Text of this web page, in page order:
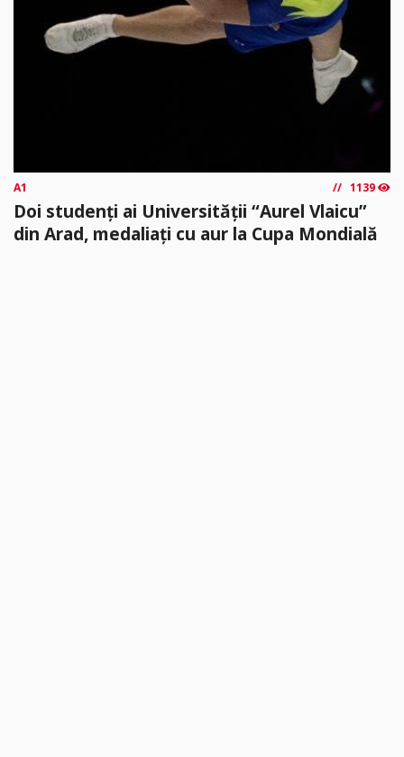
A1 1139
Doi studenți ai Universității “Aurel Vlaicu”
din Arad, medaliați cu aur la Cupa Mondială